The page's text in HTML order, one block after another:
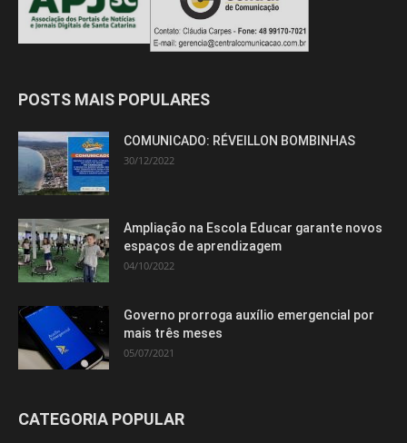
POSTS MAIS POPULARES
COMUNICADO: RÉVEILLON BOMBINHAS
30/12/2022
Ampliação na Escola Educar garante novos
espaços de aprendizagem
04/10/2022
Governo prorroga auxílio emergencial por
mais três meses
05/07/2021
CATEGORIA POPULAR